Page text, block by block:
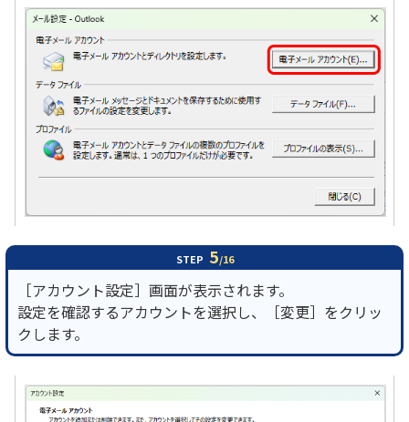
STEP 5/16
［アカウント設定］画面が表示されます。
設定を確認するアカウントを選択し、［変更］をクリッ
クします。